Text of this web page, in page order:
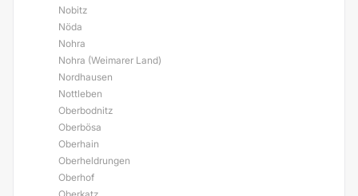
Nobitz
Nöda
Nohra
Nohra (Weimarer Land)
Nordhausen
Nottleben
Oberbodnitz
Oberbösa
Oberhain
Oberheldrungen
Oberhof